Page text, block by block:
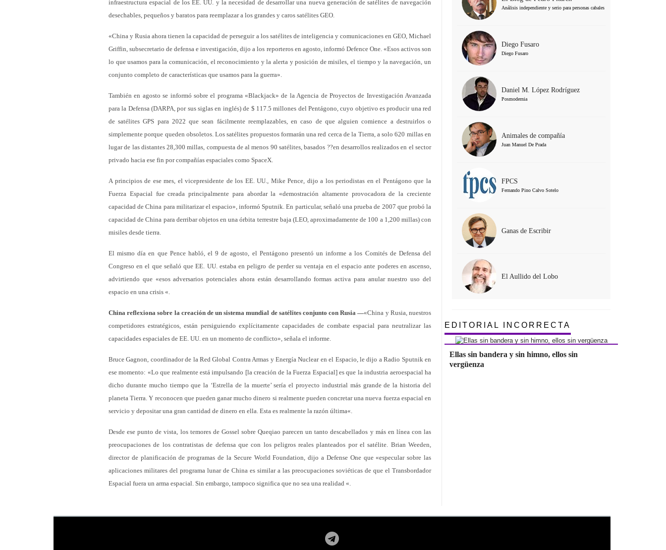
infraestructura espacial de los EE. UU. y la necesidad de desarrollar una nueva generación de satélites de navegación
desechables, pequeños y baratos para reemplazar a los grandes y caros satélites GEO.
«China y Rusia ahora tienen la capacidad de perseguir a los satélites de inteligencia y comunicaciones en GEO, Michael
Griffin, subsecretario de defensa e investigación, dijo a los reporteros en agosto, informó Defence One. «Esos activos son
lo que usamos para la comunicación, el reconocimiento y la alerta y posición de misiles, el tiempo y la navegación, un
conjunto completo de características que usamos para la guerra».
También en agosto se informó sobre el programa «Blackjack» de la Agencia de Proyectos de Investigación Avanzada
para la Defensa (DARPA, por sus siglas en inglés) de $ 117.5 millones del Pentágono, cuyo objetivo es producir una red
de satélites GPS para 2022 que sean fácilmente reemplazables, en caso de que alguien comience a destruirlos o
simplemente porque queden obsoletos. Los satélites propuestos formarán una red cerca de la Tierra, a solo 620 millas en
lugar de las distantes 28,300 millas, compuesta de al menos 90 satélites, basados ??en desarrollos realizados en el sector
privado hacia ese fin por compañías espaciales como SpaceX.
A principios de ese mes, el vicepresidente de los EE. UU., Mike Pence, dijo a los periodistas en el Pentágono que la
Fuerza Espacial fue creada principalmente para abordar la «demostración altamente provocadora de la creciente
capacidad de China para militarizar el espacio», informó Sputnik. En particular, señaló una prueba de 2007 que probó la
capacidad de China para derribar objetos en una órbita terrestre baja (LEO, aproximadamente de 100 a 1,200 millas) con
misiles desde tierra.
El mismo día en que Pence habló, el 9 de agosto, el Pentágono presentó un informe a los Comités de Defensa del
Congreso en el que señaló que EE. UU. estaba en peligro de perder su ventaja en el espacio ante poderes en ascenso,
advirtiendo que «esos adversarios potenciales ahora están desarrollando formas activa para anular nuestro uso del
espacio en una crisis «.
China reflexiona sobre la creación de un sistema mundial de satélites conjunto con Rusia —«China y Rusia, nuestros
competidores estratégicos, están persiguiendo explícitamente capacidades de combate espacial para neutralizar las
capacidades espaciales de EE. UU. en un momento de conflicto», señala el informe.
Bruce Gagnon, coordinador de la Red Global Contra Armas y Energía Nuclear en el Espacio, le dijo a Radio Sputnik en
ese momento: «Lo que realmente está impulsando [la creación de la Fuerza Espacial] es que la industria aeroespacial ha
dicho durante mucho tiempo que la ‘Estrella de la muerte’ sería el proyecto industrial más grande de la historia del
planeta Tierra. Y reconocen que pueden ganar mucho dinero si realmente pueden concretar una nueva fuerza espacial en
servicio y depositar una gran cantidad de dinero en ella. Esta es realmente la razón última«.
Desde ese punto de vista, los temores de Gossel sobre Queqiao parecen un tanto descabellados y más en línea con las
preocupaciones de los contratistas de defensa que con los peligros reales planteados por el satélite. Brian Weeden,
director de planificación de programas de la Secure World Foundation, dijo a Defense One que «especular sobre las
aplicaciones militares del programa lunar de China es similar a las preocupaciones soviéticas de que el Transbordador
Espacial fuera un arma espacial. Sin embargo, tampoco significa que no sea una realidad «.
Análisis independiente y serio para personas cabales
Diego Fusaro
Diego Fusaro
Daniel M. López Rodríguez
Posmodernia
Animales de compañía
Juan Manuel De Prada
FPCS
Fernando Pino Calvo Sotelo
Ganas de Escribir
El Aullido del Lobo
EDITORIAL INCORRECTA
Ellas sin bandera y sin himno, ellos sin
vergüenza